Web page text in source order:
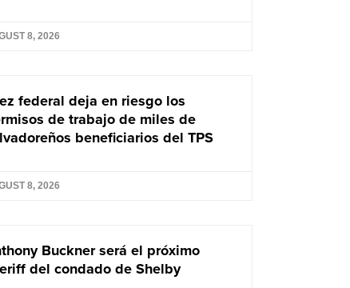
8, 2026
federal deja en riesgo los
de trabajo de miles de
beneficiarios del TPS
8, 2026
Buckner será el próximo
del condado de Shelby